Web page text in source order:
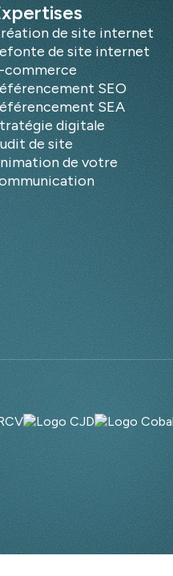
de site internet
de site internet
commerce
SEO
SEA
digitale
de site
de votre